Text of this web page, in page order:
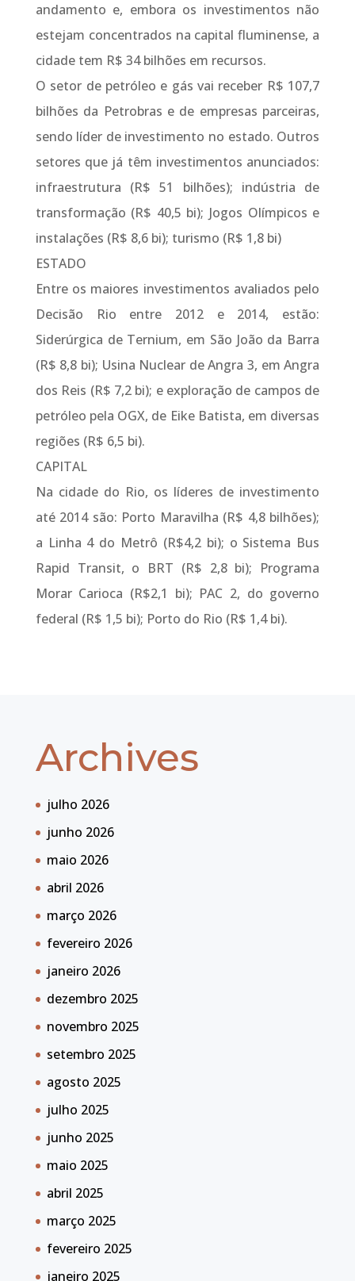
andamento e, embora os investimentos não
estejam concentrados na capital fluminense, a
cidade tem R$ 34 bilhões em recursos.
O setor de petróleo e gás vai receber R$ 107,7
bilhões da Petrobras e de empresas parceiras,
sendo líder de investimento no estado. Outros
setores que já têm investimentos anunciados:
infraestrutura (R$ 51 bilhões); indústria de
transformação (R$ 40,5 bi); Jogos Olímpicos e
instalações (R$ 8,6 bi); turismo (R$ 1,8 bi)
ESTADO
Entre os maiores investimentos avaliados pelo
Decisão Rio entre 2012 e 2014, estão:
Siderúrgica de Ternium, em São João da Barra
(R$ 8,8 bi); Usina Nuclear de Angra 3, em Angra
dos Reis (R$ 7,2 bi); e exploração de campos de
petróleo pela OGX, de Eike Batista, em diversas
regiões (R$ 6,5 bi).
CAPITAL
Na cidade do Rio, os líderes de investimento
até 2014 são: Porto Maravilha (R$ 4,8 bilhões);
a Linha 4 do Metrô (R$4,2 bi); o Sistema Bus
Rapid Transit, o BRT (R$ 2,8 bi); Programa
Morar Carioca (R$2,1 bi); PAC 2, do governo
federal (R$ 1,5 bi); Porto do Rio (R$ 1,4 bi).
Archives
julho 2026
junho 2026
maio 2026
abril 2026
março 2026
fevereiro 2026
janeiro 2026
dezembro 2025
novembro 2025
setembro 2025
agosto 2025
julho 2025
junho 2025
maio 2025
abril 2025
março 2025
fevereiro 2025
janeiro 2025